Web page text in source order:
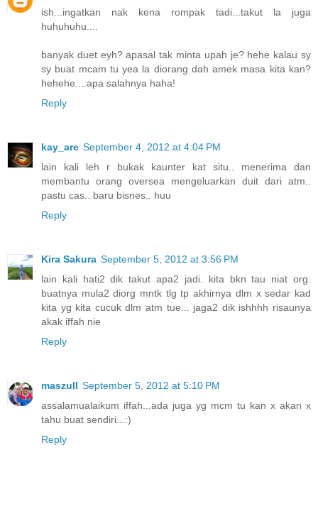
ish...ingatkan nak kena rompak tadi...takut la juga
huhuhuhu....
banyak duet eyh? apasal tak minta upah je? hehe kalau sy
sy buat mcam tu yea la diorang dah amek masa kita kan?
hehehe....apa salahnya haha!
Reply
kay_are September 4, 2012 at 4:04 PM
lain kali leh r bukak kaunter kat situ.. menerima dan
membantu orang oversea mengeluarkan duit dari atm..
pastu cas.. baru bisnes.. huu
Reply
Kira Sakura September 5, 2012 at 3:56 PM
lain kali hati2 dik takut apa2 jadi. kita bkn tau niat org.
buatnya mula2 diorg mntk tlg tp akhirnya dlm x sedar kad
kita yg kita cucuk dlm atm tue... jaga2 dik ishhhh risaunya
akak iffah nie
Reply
maszull September 5, 2012 at 5:10 PM
assalamualaikum iffah...ada juga yg mcm tu kan x akan x
tahu buat sendiri...:)
Reply